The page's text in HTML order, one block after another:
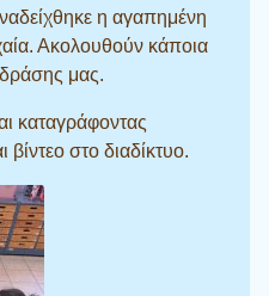
η αγαπημένη
Ακολουθούν κάποια
δράσης μας.
καταγράφοντας
στο διαδίκτυο.